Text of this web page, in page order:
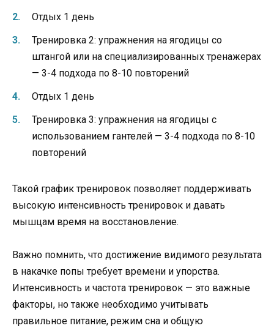
Отдых 1 день
Тренировка 2: упражнения на ягодицы со
штангой или на специализированных тренажерах
— 3-4 подхода по 8-10 повторений
Отдых 1 день
Тренировка 3: упражнения на ягодицы с
использованием гантелей — 3-4 подхода по 8-10
повторений
Такой график тренировок позволяет поддерживать
высокую интенсивность тренировок и давать
мышцам время на восстановление.
Важно помнить, что достижение видимого результата
в накачке попы требует времени и упорства.
Интенсивность и частота тренировок — это важные
факторы, но также необходимо учитывать
правильное питание, режим сна и общую